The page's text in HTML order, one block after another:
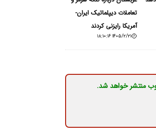
تعاملات دیپلماتیک ایران-
آمریکا رایزنی کردند
۱۴۰۵/۲/۲۱ ۱۸:۱۰:۱۶
منتشر خواهد شد.